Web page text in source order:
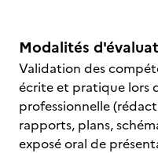
Modalités
Validation des
écrite et pratique lors
professionnelle
rapports, plans,
exposé oral de